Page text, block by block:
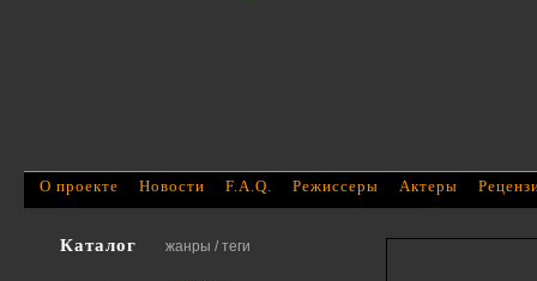
Каталог жанры / теги
О проекте Новости F.A.Q. Режиссеры Актеры